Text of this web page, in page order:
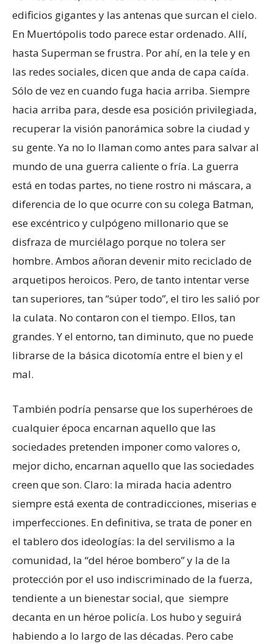
edificios gigantes y las antenas que surcan el cielo.
En Muertópolis todo parece estar ordenado. Allí,
hasta Superman se frustra. Por ahí, en la tele y en
las redes sociales, dicen que anda de capa caída.
Sólo de vez en cuando fuga hacia arriba. Siempre
hacia arriba para, desde esa posición privilegiada,
recuperar la visión panorámica sobre la ciudad y
su gente. Ya no lo llaman como antes para salvar al
mundo de una guerra caliente o fría. La guerra
está en todas partes, no tiene rostro ni máscara, a
diferencia de lo que ocurre con su colega Batman,
ese excéntrico y culpógeno millonario que se
disfraza de murciélago porque no tolera ser
hombre. Ambos añoran devenir mito reciclado de
arquetipos heroicos. Pero, de tanto intentar verse
tan superiores, tan “súper todo”, el tiro les salió por
la culata. No contaron con el tiempo. Ellos, tan
grandes. Y el entorno, tan diminuto, que no puede
librarse de la básica dicotomía entre el bien y el
mal.
También podría pensarse que los superhéroes de
cualquier época encarnan aquello que las
sociedades pretenden imponer como valores o,
mejor dicho, encarnan aquello que las sociedades
creen que son. Claro: la mirada hacia adentro
siempre está exenta de contradicciones, miserias e
imperfecciones. En definitiva, se trata de poner en
el tablero dos ideologías: la del servilismo a la
comunidad, la “del héroe bombero” y la de la
protección por el uso indiscriminado de la fuerza,
tendiente a un bienestar social, que siempre
decanta en un héroe policía. Los hubo y seguirá
habiendo a lo largo de las décadas. Pero cabe